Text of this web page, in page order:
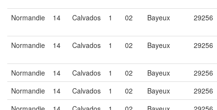
Normandie 14 Calvados 1 02 Bayeux 29256
Normandie 14 Calvados 1 02 Bayeux 29256
Normandie 14 Calvados 1 02 Bayeux
29256
Normandie
14 Calvados 1 02 Bayeux
29256